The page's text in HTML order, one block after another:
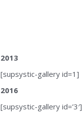
2013
[supsystic-gallery id=1]
2016
[supsystic-gallery id=’3′]